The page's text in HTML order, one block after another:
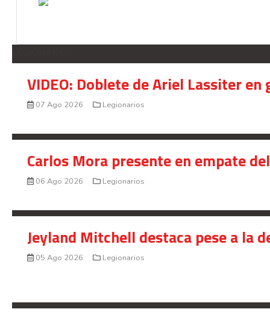
VIDEO: Doblete de Ariel Lassiter
07 Ago 2026 Legionarios
Carlos Mora presente en empate
06 Ago 2026 Legionarios
Jeyland Mitchell destaca pese a la
05 Ago 2026 Legionarios